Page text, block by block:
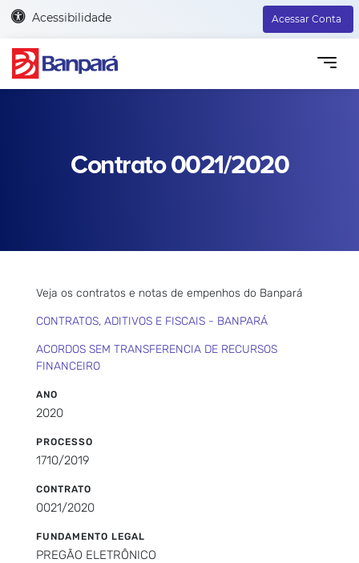
Acessibilidade Acessar Conta
Contrato 0021/2020
Veja os contratos e notas de empenhos do Banpará
CONTRATOS, ADITIVOS E FISCAIS - BANPARÁ
ACORDOS SEM TRANSFERENCIA DE RECURSOS
FINANCEIRO
ANO
2020
PROCESSO
1710/2019
CONTRATO
0021/2020
FUNDAMENTO LEGAL
PREGÃO ELETRÔNICO